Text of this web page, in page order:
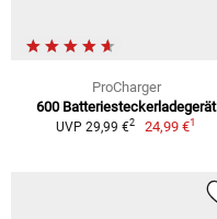
ProCharger
600 Batteriesteckerladegerät
UVP 29,99 €2 24,99 €1